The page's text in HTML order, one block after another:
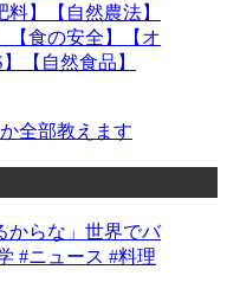
全部教えます